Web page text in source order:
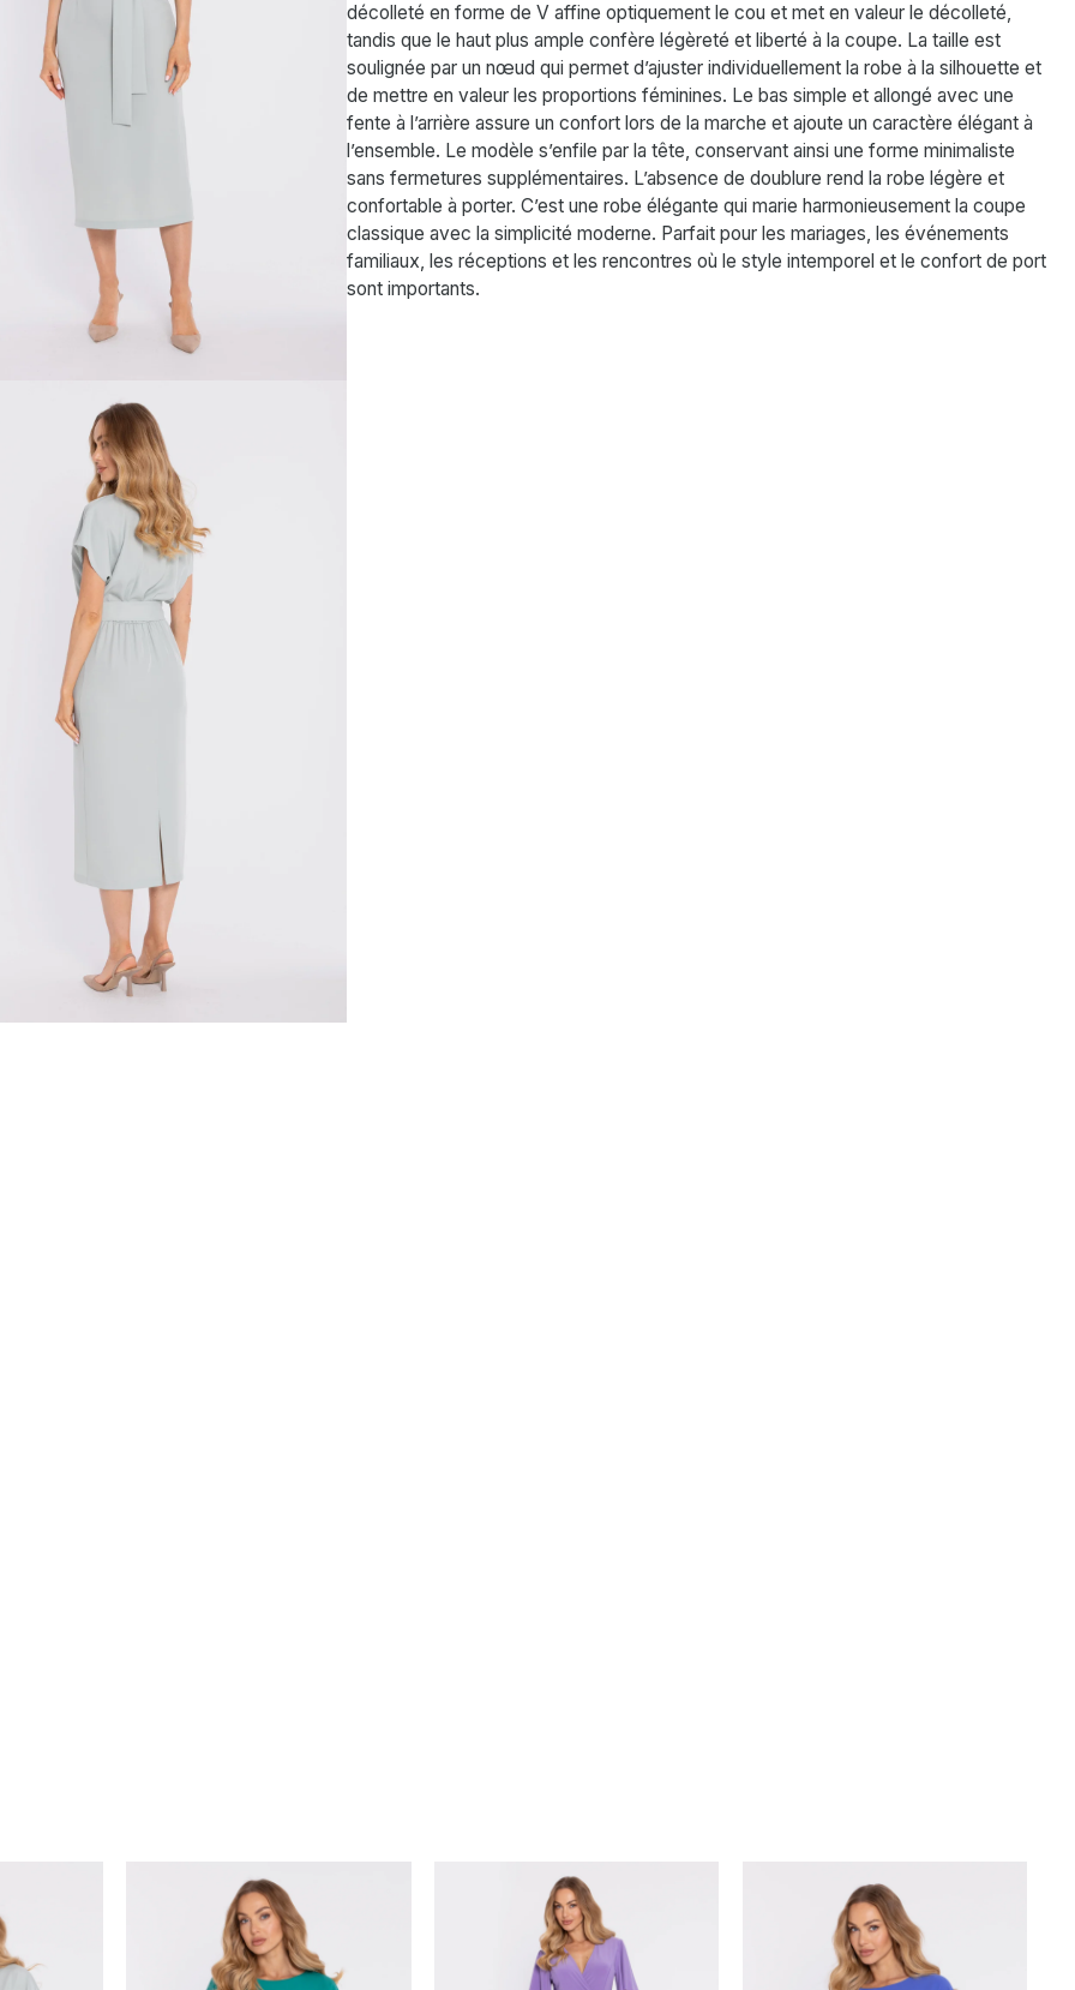
décolleté en forme de V affine optiquement le cou et met en valeur le décolleté,
tandis que le haut plus ample confère légèreté et liberté à la coupe. La taille est
soulignée par un nœud qui permet d’ajuster individuellement la robe à la silhouette et
de mettre en valeur les proportions féminines. Le bas simple et allongé avec une
fente à l’arrière assure un confort lors de la marche et ajoute un caractère élégant à
l’ensemble. Le modèle s’enfile par la tête, conservant ainsi une forme minimaliste
sans fermetures supplémentaires. L’absence de doublure rend la robe légère et
confortable à porter. C’est une robe élégante qui marie harmonieusement la coupe
classique avec la simplicité moderne. Parfait pour les mariages, les événements
familiaux, les réceptions et les rencontres où le style intemporel et le confort de port
sont importants.